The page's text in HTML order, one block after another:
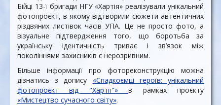
Бійці 13-ї бригади НГУ «Хартія» реалізували унікальний
фотопроєкт, в якому відтворили сюжети автентичних
різдвяних листівок часів УПА. Це не просто фото, а
візуальне підтвердження того, що боротьба за
українську ідентичність триває і зв’язок між
поколіннями захисників є нерозривним.
Більше інформації про фотореконструкцію можна
дізнатись з допису «Спадкоємці героїв: унікальний
фотопроєкт від "Хартії"»в рамках проєкту
«Мистецтво сучасного світу».